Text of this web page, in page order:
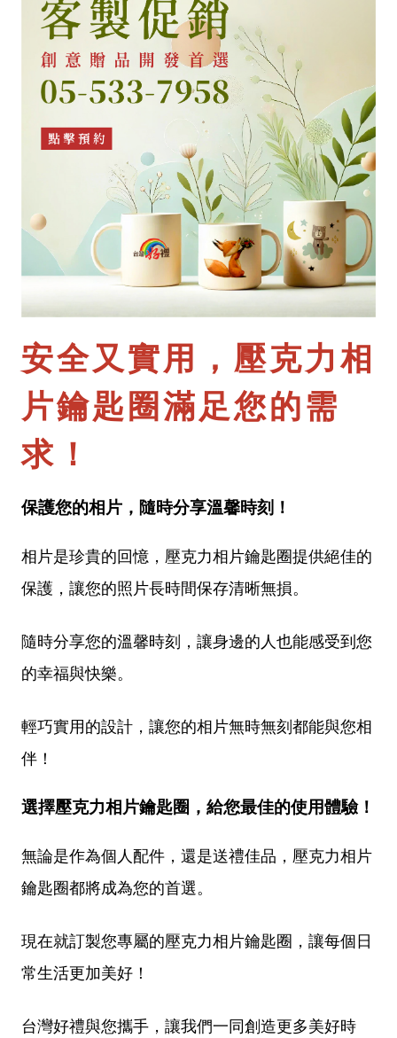
安全又實用，壓克力相
片鑰匙圈滿足您的需
求！
保護您的相片，隨時分享溫馨時刻！
相片是珍貴的回憶，壓克力相片鑰匙圈提供絕佳的
保護，讓您的照片長時間保存清晰無損。
隨時分享您的溫馨時刻，讓身邊的人也能感受到您
的幸福與快樂。
輕巧實用的設計，讓您的相片無時無刻都能與您相
伴！
選擇壓克力相片鑰匙圈，給您最佳的使用體驗！
無論是作為個人配件，還是送禮佳品，壓克力相片
鑰匙圈都將成為您的首選。
現在就訂製您專屬的壓克力相片鑰匙圈，讓每個日
常生活更加美好！
台灣好禮與您攜手，讓我們一同創造更多美好時